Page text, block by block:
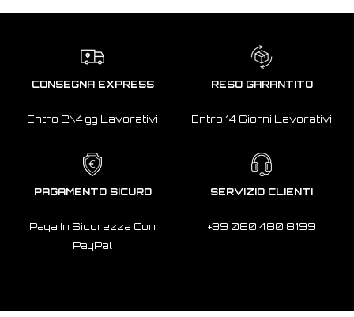
CONSEGNA EXPRESS
Entro 2\4 gg Lavorativi
RESO GARANTITO
Entro 14 Giorni Lavorativi
PAGAMENTO SICURO
Paga In Sicurezza Con
PayPal
SERVIZIO CLIENTI
+39 080 480 8199